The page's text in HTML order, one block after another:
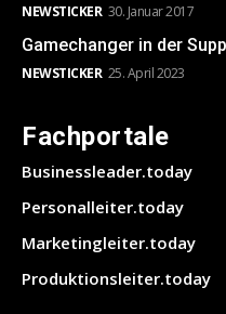
NEWSTICKER 30. Januar 2017
Gamechanger in der
NEWSTICKER 25. April 2023
Fachportale
Businessleader.today
Personalleiter.today
Marketingleiter.today
Produktionsleiter.today